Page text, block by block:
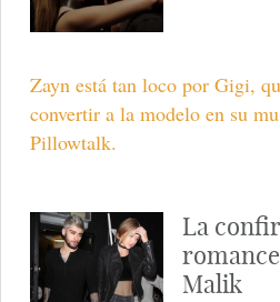
Zayn está tan loco por Gigi,
convertir a la modelo en su
Pillowtalk.
La
Malik